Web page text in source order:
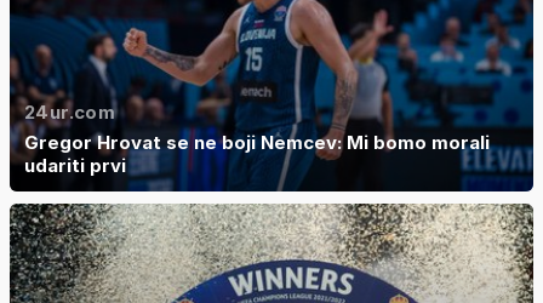
24ur.com
Gregor Hrovat se ne boji Nemcev: Mi bomo morali
udariti prvi